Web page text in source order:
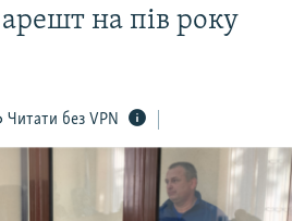
на пів року
Читати без VPN